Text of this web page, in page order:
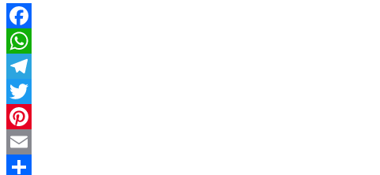
Facebook
WhatsApp
Telegram
Twitter
Pinterest
Email